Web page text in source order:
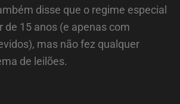
disse que o regime especial
de 15 anos (e apenas com
mas não fez qualquer
de leilões.